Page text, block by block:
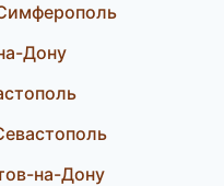
Дону
на-Дону